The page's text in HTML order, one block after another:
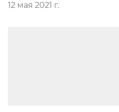
12 мая 2021 г.